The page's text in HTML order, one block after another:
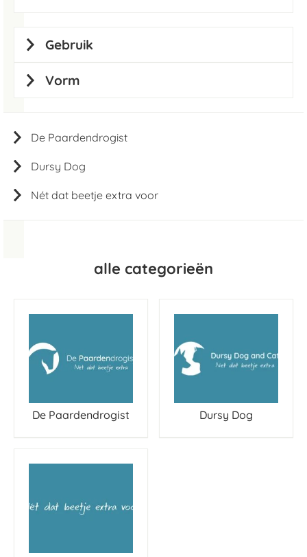
alle categorieën
De Paardendrogist Dursy Dog
De Paardendrogist
Dursy Dog
Nét dat beetje extra voor
Gebruik
Vorm